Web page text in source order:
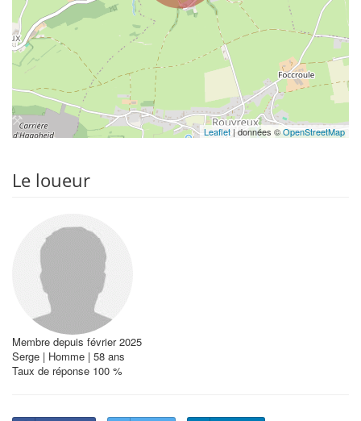
Leaflet | données ©OpenStreetMap
Le loueur
Membre depuis février 2025
Serge | Homme | 58 ans
Taux de réponse 100 %